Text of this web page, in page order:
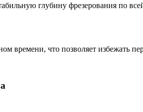
глубину фрезерования по
времени, что позволяет избежать